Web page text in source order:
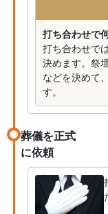
打ち合わせで
打ち合わせで
決めます。祭
などを決めて
す。
葬儀を正式
に依頼